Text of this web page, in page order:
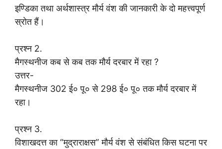
इण्डिका तथा अर्थशास्त्र मौर्य वंश की जानकारी के दो महत्त्वपूर्ण
स्रोत हैं।
प्रश्न 2.
मैगस्थनीज कब से कब तक मौर्य दरबार में रहा ?
उत्तर-
मैगस्थनीज 302 ई० पू० से 298 ई० पू० तक मौर्य दरबार में
रहा।
प्रश्न 3.
विशाखदत्त का “मुद्राराक्षस” मौर्य वंश से संबंधित किस घटना पर